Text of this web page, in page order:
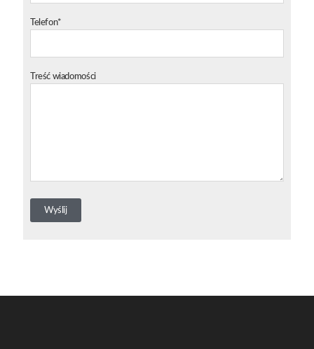
Telefon*
Treść wiadomości